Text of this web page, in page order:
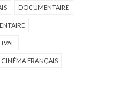
DOCUMENTAIRE
CINÉMA FRANÇAIS